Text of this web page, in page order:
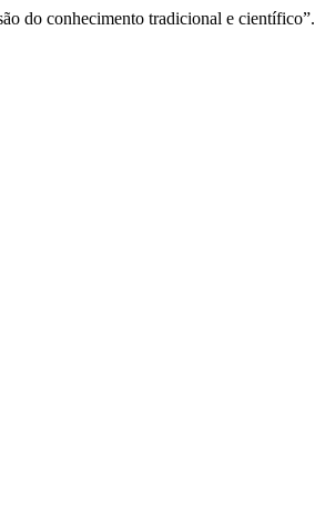
do conhecimento tradicional e científico”.